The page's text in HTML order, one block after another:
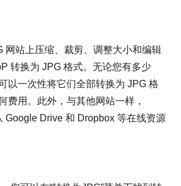
网站上压缩、裁剪、调整大小和编辑
转换为 JPG 格式。无论您有多少
以一次性将它们全部转换为 JPG 格
费用。此外，与其他网站一样，
Google Drive 和 Dropbox 等在线资源